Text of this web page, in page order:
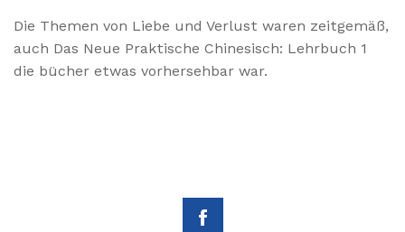
Die Themen von Liebe und Verlust waren zeitgemäß,
auch Das Neue Praktische Chinesisch: Lehrbuch 1
die bücher etwas vorhersehbar war.